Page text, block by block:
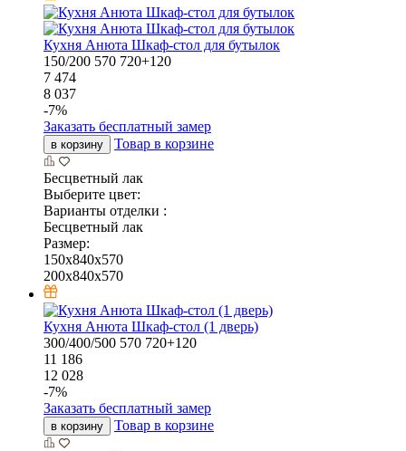
Кухня Анюта Шкаф-стол для бутылок
150/200 570 720+120
7 474
8 037
-7%
Заказать бесплатный замер
в корзину Товар в корзине
Бесцветный лак
Выберите цвет:
Варианты отделки :
Бесцветный лак
Размер:
150x840x570
200x840x570
Кухня Анюта Шкаф-стол (1 дверь)
300/400/500 570 720+120
11 186
12 028
-7%
Заказать бесплатный замер
в корзину Товар в корзине